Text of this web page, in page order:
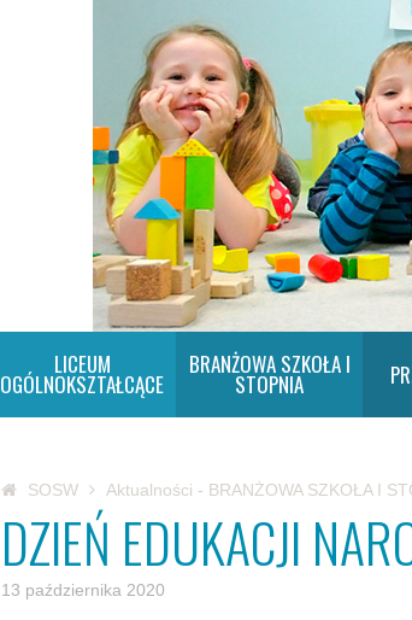
LICEUM
OGÓLNOKSZTAŁCĄCE
BRANŻOWA SZKOŁA I
STOPNIA
SOSW Aktualności - BRANŻOWA SZKOŁA I
DZIEŃ EDUKACJI
13 października 2020